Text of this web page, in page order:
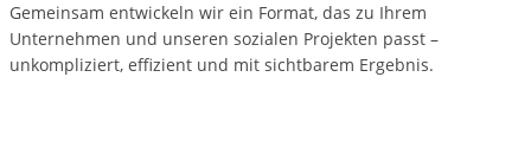
Gemeinsam entwickeln wir ein Format, das zu Ihrem
Unternehmen und unseren sozialen Projekten passt –
unkompliziert, effizient und mit sichtbarem Ergebnis.